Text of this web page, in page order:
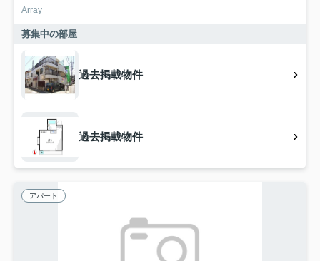
Array
募集中の部屋
過去掲載物件
過去掲載物件
アパート